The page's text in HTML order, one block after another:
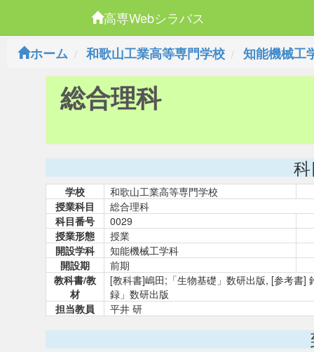
高専Webシラバス
ホーム
和歌山工業高等専門学校 知能機械工
総合理科
学校
和歌山工業高等専門学校
授業科目
総合理科
科目番号
0029
授業形態
授業
開設学科
知能機械工学科
開設期
前期
教科書/教
材
[教科書]嶋田;「生物基礎」数研出版, [参考書]
録」数研出版
担当教員
平井 研